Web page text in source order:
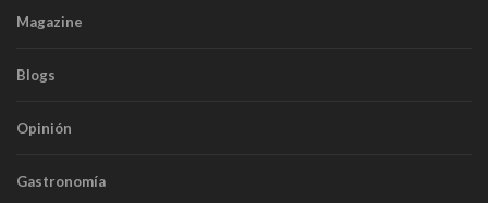
Magazine
Blogs
Opinión
Gastronomía